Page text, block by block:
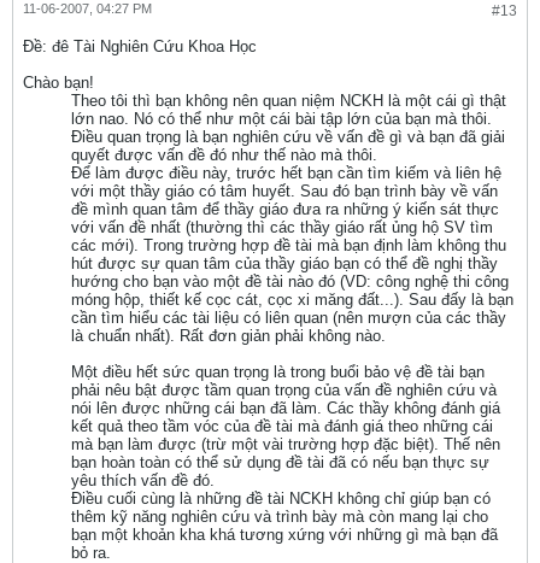
#13
11-06-2007, 04:27 PM
Ðề: đê Tài Nghiên Cứu Khoa Học
Chào bạn!
Theo tôi thì bạn không nên quan niệm NCKH là một cái gì thật
lớn nao. Nó có thể như một cái bài tập lớn của bạn mà thôi.
Điều quan trọng là bạn nghiên cứu về vấn đề gì và bạn đã giải
quyết được vấn đề đó như thế nào mà thôi.
Để làm được điều này, trước hết bạn cần tìm kiếm và liên hệ
với một thầy giáo có tâm huyết. Sau đó bạn trình bày về vấn
đề mình quan tâm để thầy giáo đưa ra những ý kiến sát thực
với vấn đề nhất (thường thì các thầy giáo rất ủng hộ SV tìm
các mới). Trong trường hợp đề tài mà bạn định làm không thu
hút được sự quan tâm của thầy giáo bạn có thể đề nghị thầy
hướng cho bạn vào một đề tài nào đó (VD: công nghệ thi công
móng hộp, thiết kế cọc cát, cọc xi măng đất...). Sau đấy là bạn
cần tìm hiểu các tài liệu có liên quan (nên mượn của các thầy
là chuẩn nhất). Rất đơn giản phải không nào.
Một điều hết sức quan trọng là trong buổi bảo vệ đề tài bạn
phải nêu bật được tầm quan trọng của vấn đề nghiên cứu và
nói lên được những cái bạn đã làm. Các thầy không đánh giá
kết quả theo tầm vóc của đề tài mà đánh giá theo những cái
mà bạn làm được (trừ một vài trường hợp đặc biệt). Thế nên
bạn hoàn toàn có thể sử dụng đề tài đã có nếu bạn thực sự
yêu thích vấn đề đó.
Điều cuối cùng là những đề tài NCKH không chỉ giúp bạn có
thêm kỹ năng nghiên cứu và trình bày mà còn mang lại cho
bạn một khoản kha khá tương xứng với những gì mà bạn đã
bỏ ra.